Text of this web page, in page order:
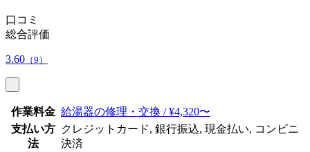
口コミ
総合評価
3.60 （9）
作業料金 給湯器の修理・交換 / ¥4,320〜
支払い方
法
クレジットカード, 銀行振込, 現金払い, コンビニ
決済